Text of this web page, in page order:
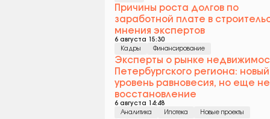
Причины роста долгов по
заработной плате в
мнения экспертов
6 августа 15:30
Кадры
Финансирование
Эксперты о рынке
Петербургского региона: новый
уровень равновесия, но еще не
восстановление
6 августа 14:48
Аналитика
Ипотека Новые проекты